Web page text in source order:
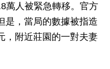
萬人被緊急轉移。官方
是，當局的數據被指造
，附近莊園的一對夫妻